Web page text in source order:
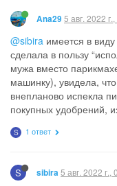
Ana29 5 авг. 2022
@sibira имеется в
сделала в пользу
мужа вместо
машинку), увидела, что
внепланово испекла
покупных удобрений,
S 1 ответ
S sibira 5 авг. 2022 г.,